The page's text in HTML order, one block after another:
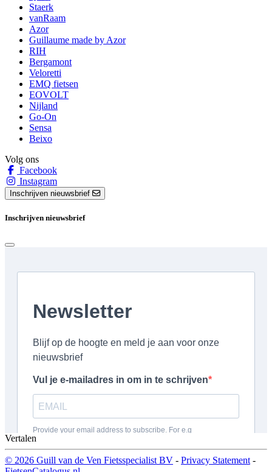
Staerk
vanRaam
Azor
Guillaume made by Azor
RIH
Bergamont
Veloretti
EMQ fietsen
EOVOLT
Nijland
Go-On
Sensa
Beixo
Volg ons
Facebook
Instagram
Inschrijven nieuwsbrief
Inschrijven nieuwsbrief
Vertalen
© 2026 Guill van de Ven Fietsspecialist BV - Privacy Statement -